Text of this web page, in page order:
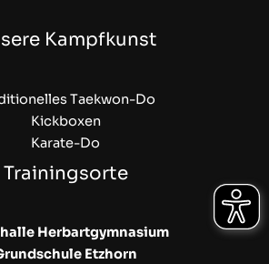
Kampfkunst
Taekwon-Do
Kickboxen
Karate-Do
Trainingsorte
Herbartgymnasium
Etzhorn